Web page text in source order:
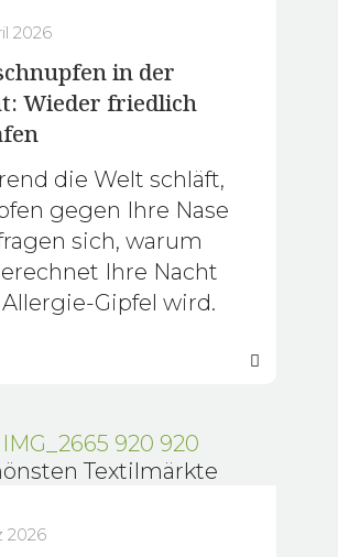
2026
in der
Wieder friedlich
die Welt schläft,
gegen Ihre Nase
sich, warum
Ihre Nacht
Gipfel wird.
2026